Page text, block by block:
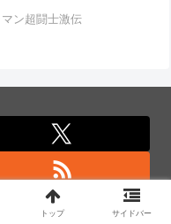
み会の多さにメンタ
とコストで行き詰ま
ン超闘士激伝
トップ サイドバー